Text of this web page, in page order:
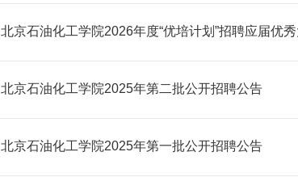
北京石油化工学院2026年度“优培计划”招聘应届优
北京石油化工学院2025年第二批公开招聘公告
北京石油化工学院2025年第一批公开招聘公告